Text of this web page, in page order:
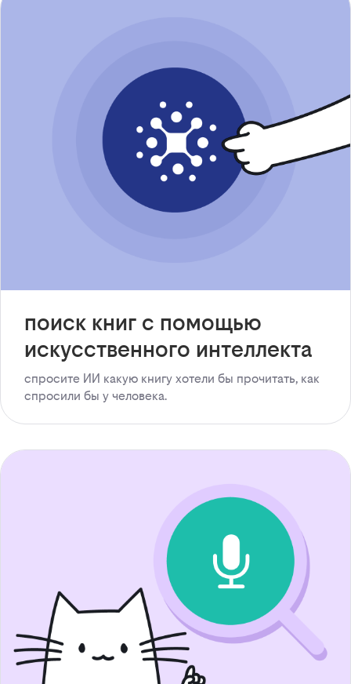
поиск книг с помощью
искусственного интеллекта
спросите ИИ какую книгу хотели бы прочитать, как
спросили бы у человека.